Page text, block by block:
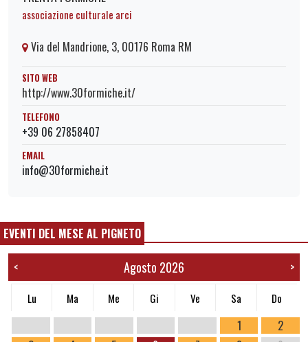
associazione culturale arci
Via del Mandrione, 3, 00176 Roma RM
SITO WEB
http://www.30formiche.it/
TELEFONO
+39 06 27858407
EMAIL
info@30formiche.it
EVENTI DEL MESE AL PIGNETO
< Agosto 2026 >
Lu Ma Me Gi Ve Sa Do
1
2